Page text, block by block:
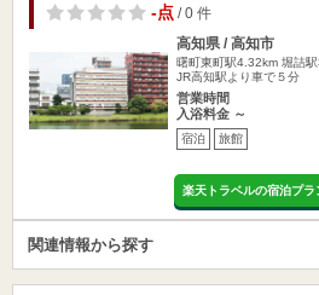
-点/ 0 件
高知県 / 高知市
曙町東町駅4.32km 堀詰
JR高知駅より車で５分
営業時間
入浴料金 ～
宿泊 旅館
楽天トラベルの宿泊プラ
関連情報から探す